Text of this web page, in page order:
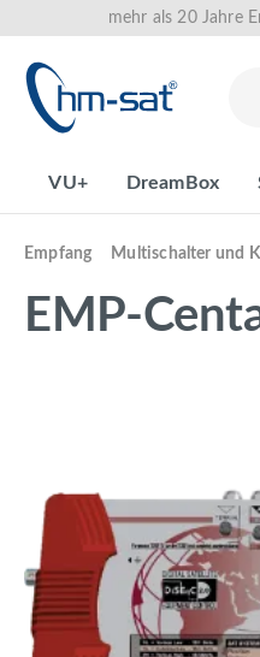
Zur
mehr als 20 Jahre
VU+ DreamBox
Empfang Multischalter und
EMP-